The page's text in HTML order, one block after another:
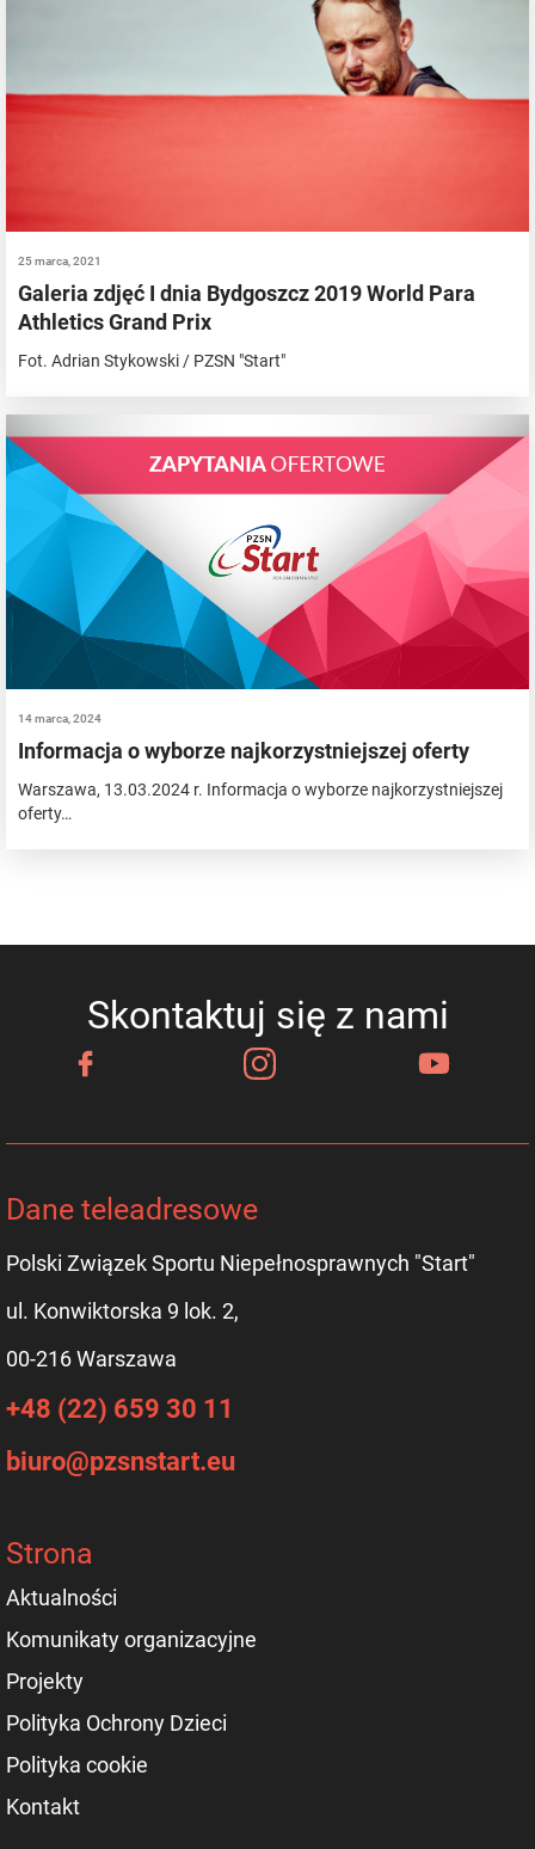
25 marca, 2021
Galeria zdjęć I dnia Bydgoszcz 2019 World Para
Athletics Grand Prix
Fot. Adrian Stykowski / PZSN "Start"
14 marca, 2024
Informacja o wyborze najkorzystniejszej oferty
Warszawa, 13.03.2024 r. Informacja o wyborze najkorzystniejszej
oferty…
Skontaktuj się z nami
Dane teleadresowe
Polski Związek Sportu Niepełnosprawnych "Start"
ul. Konwiktorska 9 lok. 2,
00-216 Warszawa
+48 (22) 659 30 11
biuro@pzsnstart.eu
Strona
Aktualności
Komunikaty organizacyjne
Projekty
Polityka Ochrony Dzieci
Polityka cookie
Kontakt